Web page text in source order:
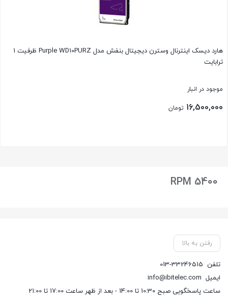
هارد دیسک اینترنال وسترن دیجیتال بنفش مدل Purple WD10PURZ ظرفیت 1
ترابایت
موجود در انبار
16,500,000 تومان
5400 RPM
رفتن به بالا
تلفن 013-33246515
ایمیل info@ibitelec.com
ساعت پاسخگویی صبح 10:30 تا 14:00 - بعد از ظهر ساعت 17:00 تا 21:00